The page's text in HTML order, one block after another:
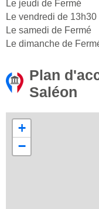
Le jeudi de Fermé
Le vendredi de
Le samedi de Fermé
Le dimanche de
Plan
Saléon
+
−